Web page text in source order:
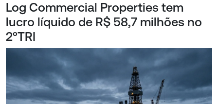
Log Commercial Properties tem
lucro líquido de R$ 58,7 milhões no
2ºTRI